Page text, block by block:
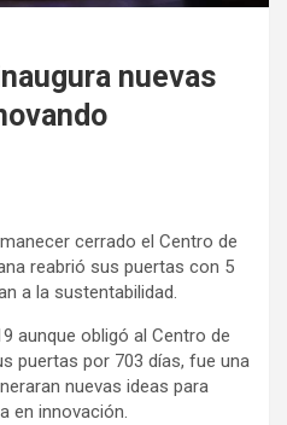
nuevas
cerrado el Centro de
reabrió sus puertas con 5
a la sustentabilidad.
aunque obligó al Centro de
puertas por 703 días, fue una
nuevas ideas para
en innovación.